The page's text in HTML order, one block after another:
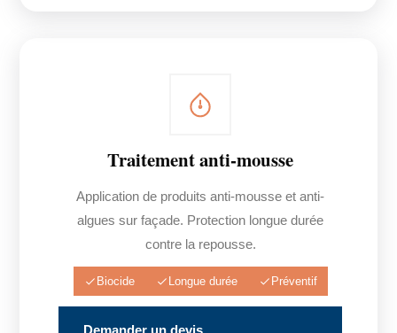
Traitement anti-mousse
Application de produits anti-mousse et anti-
algues sur façade. Protection longue durée
contre la repousse.
Biocide Longue durée Préventif
Demander un devis